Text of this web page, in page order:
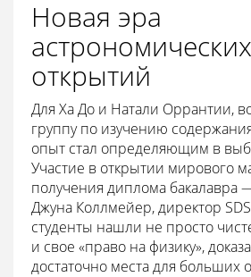
Новая эра
астрономических
открытий
Для Ха До и Натали Оррантии,
группу по изучению
опыт стал определяющим в
Участие в открытии мирового
получения диплома бакалавра
Джуна Коллмейер, директор
студенты нашли не просто
и свое «право на физику»,
достаточно места для больших